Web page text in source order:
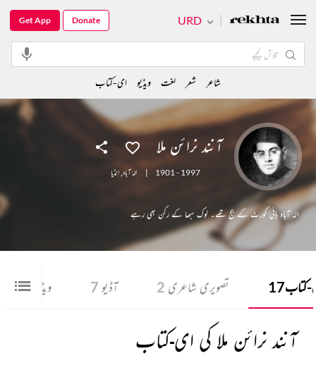
آنند نرائن ملا
1901 - 1997
| الہٰ آباد,انڈیا
الہ آباد ہائی کورٹ کے جج تھے۔ لوک سبھا کے رکن بھی رہے
کتاب17 تصویری شاعری 2 آڈیو 7 ویڈیو 2
آنند نرائن ملا کی ای-کتاب
URD
Get App Donate
شاعر شعر لغت ویڈیو ای-کتاب